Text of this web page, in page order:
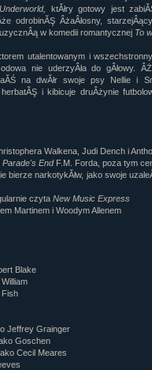
Underworld,
ktĂłry gotowy jest
odrobinĂŞ ÂżaÂłosny,
w komedii romantycznej To
utalentowanym i
nie uderzyÂła do gÂłowy.
na dwĂłr swoje psy Nellie i
i kibicuje druÂżynie
Walkena, Judi Dench i
Parade's EndF.M. Forda, poza tym
bierze narkotykĂłw, jako swoje
czyta New Music Express
Martinem i Woodym Allenem
Blake
Jeffrey Grainger
Goschen
Cecil Meares